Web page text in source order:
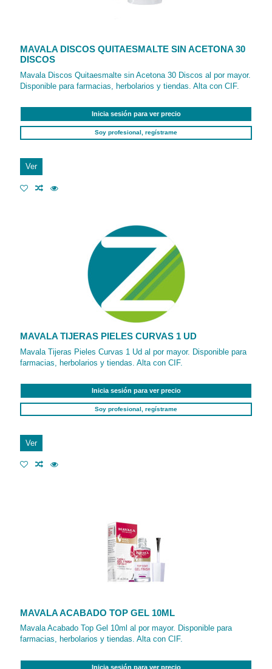
MAVALA DISCOS QUITAESMALTE SIN ACETONA 30
DISCOS
Mavala Discos Quitaesmalte sin Acetona 30 Discos al por mayor.
Disponible para farmacias, herbolarios y tiendas. Alta con CIF.
Inicia sesión para ver precio
Soy profesional, regístrame
Ver
MAVALA TIJERAS PIELES CURVAS 1 UD
Mavala Tijeras Pieles Curvas 1 Ud al por mayor. Disponible para
farmacias, herbolarios y tiendas. Alta con CIF.
Inicia sesión para ver precio
Soy profesional, regístrame
Ver
MAVALA ACABADO TOP GEL 10ML
Mavala Acabado Top Gel 10ml al por mayor. Disponible para
farmacias, herbolarios y tiendas. Alta con CIF.
Inicia sesión para ver precio